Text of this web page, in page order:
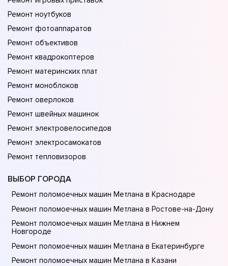
Ремонт ноутбуков
Ремонт фотоаппаратов
Ремонт объективов
Ремонт квадрокоптеров
Ремонт материнских плат
Ремонт моноблоков
Ремонт оверлоков
Ремонт швейных машинок
Ремонт электровелосипедов
Ремонт электросамокатов
Ремонт тепловизоров
ВЫБОР ГОРОДА
Ремонт поломоечных машин Метлана в Краснодаре
Ремонт поломоечных машин Метлана в Ростове-на-Донy
Ремонт поломоечных машин Метлана в Нижнем
Новгороде
Ремонт поломоечных машин Метлана в Екатеринбурге
Ремонт поломоечных машин Метлана в Казани